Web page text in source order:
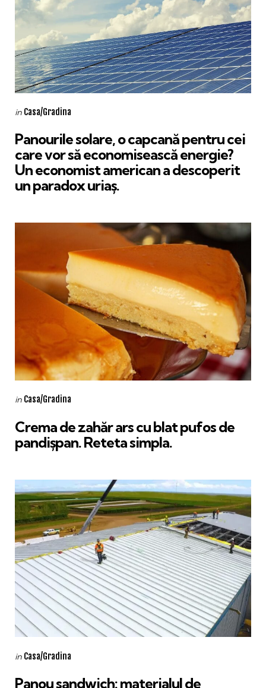
Categories
Posted
in Casa/Gradina
Panourile solare, o capcană pentru cei
care vor să economisească energie?
Un economist american a descoperit
un paradox uriaș.
Categories
Posted
in Casa/Gradina
Crema de zahăr ars cu blat pufos de
pandișpan. Reteta simpla.
Categories
Posted
in Casa/Gradina
Panou sandwich: materialul de